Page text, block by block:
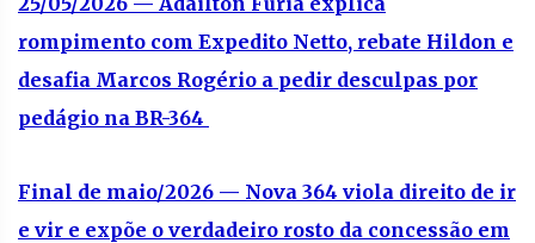
rompimento com Expedito Netto, rebate Hildon e
desafia Marcos Rogério a pedir desculpas por
pedágio na BR-364
Final de maio/2026 — Nova 364 viola direito de ir
e vir e expõe o verdadeiro rosto da concessão em